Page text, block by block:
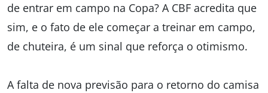
de entrar em campo na Copa? A CBF acredita que
sim, e o fato de ele começar a treinar em campo,
de chuteira, é um sinal que reforça o otimismo.
A falta de nova previsão para o retorno do camisa